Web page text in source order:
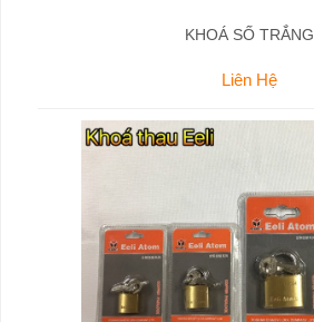
KHOÁ SỐ TRẮNG
Liên Hệ